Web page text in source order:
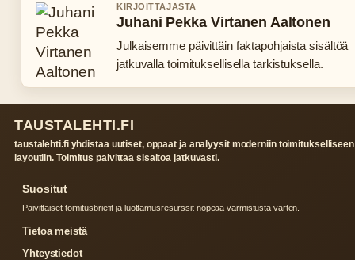
KIRJOITTAJASTA
Juhani Pekka Virtanen Aaltonen
Julkaisemme päivittäin faktapohjaista sisältöä
jatkuvalla toimituksellisella tarkistuksella.
TAUSTALEHTI.FI
taustalehti.fi yhdistaa uutiset, oppaat ja analyysit moderniin toimitukselliseen
layoutiin. Toimitus paivittaa sisaltoa jatkuvasti.
Suositut
Paivittaiset toimitusbriefit ja luottamusresurssit nopeaa varmistusta varten.
Tietoa meistä
Yhteystiedot